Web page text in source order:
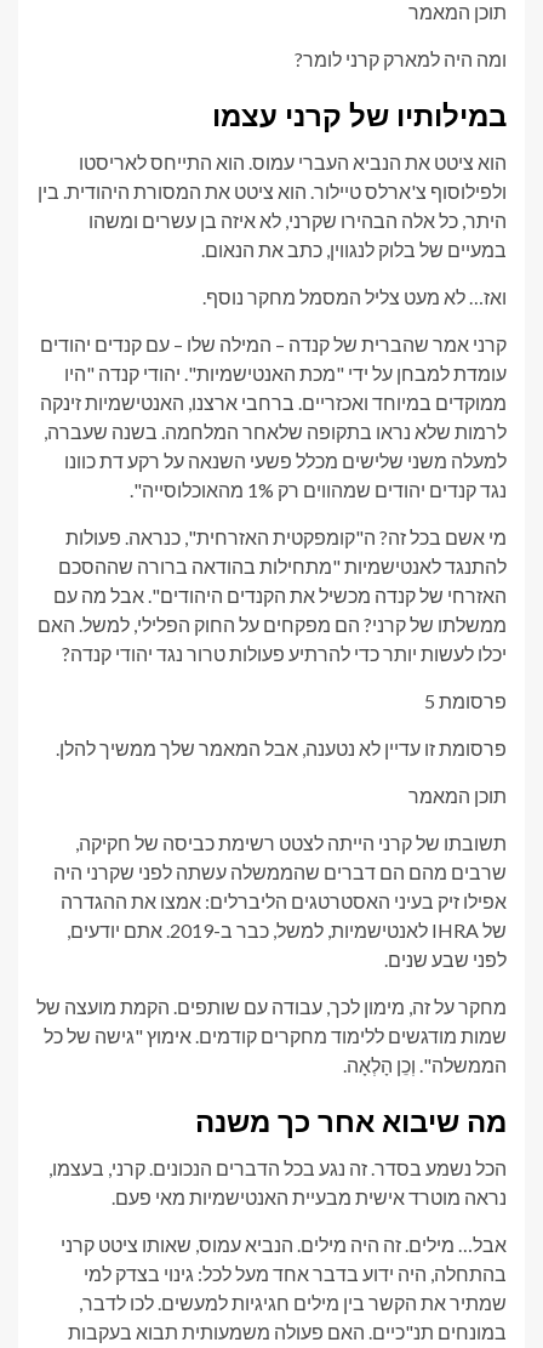
תוכן המאמר
ומה היה למארק קרני לומר?
במילותיו של קרני עצמו
הוא ציטט את הנביא העברי עמוס. הוא התייחס לאריסטו
ולפילוסוף צ'ארלס טיילור. הוא ציטט את המסורת היהודית. בין
היתר, כל אלה הבהירו שקרני, לא איזה בן עשרים ומשהו
במעיים של בלוק לנגווין, כתב את הנאום.
ואז… לא מעט צליל המסמל מחקר נוסף.
קרני אמר שהברית של קנדה – המילה שלו – עם קנדים יהודים
עומדת למבחן על ידי "מכת האנטישמיות". יהודי קנדה "היו
ממוקדים במיוחד ואכזריים. ברחבי ארצנו, האנטישמיות זינקה
לרמות שלא נראו בתקופה שלאחר המלחמה. בשנה שעברה,
למעלה משני שלישים מכלל פשעי השנאה על רקע דת כוונו
נגד קנדים יהודים שמהווים רק 1% מהאוכלוסייה".
מי אשם בכל זה? ה"קומפקטית האזרחית", כנראה. פעולות
להתנגד לאנטישמיות "מתחילות בהודאה ברורה שההסכם
האזרחי של קנדה מכשיל את הקנדים היהודים". אבל מה עם
ממשלתו של קרני? הם מפקחים על החוק הפלילי, למשל. האם
יכלו לעשות יותר כדי להרתיע פעולות טרור נגד יהודי קנדה?
פרסומת 5
פרסומת זו עדיין לא נטענה, אבל המאמר שלך ממשיך להלן.
תוכן המאמר
תשובתו של קרני הייתה לצטט רשימת כביסה של חקיקה,
שרבים מהם הם דברים שהממשלה עשתה לפני שקרני היה
אפילו זיק בעיני האסטרטגים הליברלים: אמצו את ההגדרה
של IHRA לאנטישמיות, למשל, כבר ב-2019. אתם יודעים,
לפני שבע שנים.
מחקר על זה, מימון לכך, עבודה עם שותפים. הקמת מועצה של
שמות מודגשים ללימוד מחקרים קודמים. אימוץ "גישה של כל
הממשלה". וְכֵן הָלְאָה.
מה שיבוא אחר כך משנה
הכל נשמע בסדר. זה נגע בכל הדברים הנכונים. קרני, בעצמו,
נראה מוטרד אישית מבעיית האנטישמיות מאי פעם.
אבל… מילים. זה היה מילים. הנביא עמוס, שאותו ציטט קרני
בהתחלה, היה ידוע בדבר אחד מעל לכל: גינוי בצדק למי
שמתיר את הקשר בין מילים חגיגיות למעשים. לכו לדבר,
במונחים תנ"כיים. האם פעולה משמעותית תבוא בעקבות